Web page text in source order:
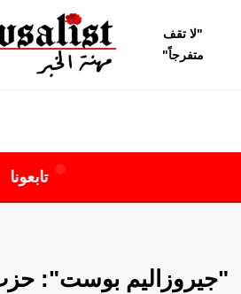
"لا تقف
متفرجاً"
تابعونا
"جيروزاليم بوست": حزب